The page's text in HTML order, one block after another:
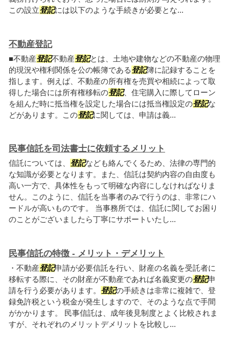
この設立登記には以下のような手続きが必要とな...
不動産登記
■不動産登記不動産登記とは、土地や建物などの不動産の物理
的現況や権利関係を公の帳簿である登記簿に記録することを
指します。例えば、不動産の所有権を売買や相続によって取
得した場合には所有権移転の登記、住宅購入に際してローン
を組んだ時に抵当権を設定した場合には抵当権設定の登記な
どがあります。この登記に関しては、申請は義...
民事信託を司法書士に依頼するメリット
信託については、 登記なども絡んでくるため、法律の専門的
な知識が必要となります。また、信託は契約内容の自由度も
高い一方で、具体性をもって明確な内容にしなければなりま
せん。このように、信託を当事者のみで行うのは、非常にハ
ードルが高いものです。 当事務所では、信託に関してお困り
のことがございましたら丁寧にサポートいたし...
民事信託の特徴 - メリット・デメリット
・不動産登記申請が必要信託を行い、財産の名義を受託者に
移転する際に、その財産が不動産であれば名義変更の登記申
請を行う必要があります。 登記の手続きは非常に複雑で、登
録免許税という税金が発生しますので、そのような点で手間
がかかります。 民事信託は、成年後見制度とよく比較されま
すが、それぞれのメリットデメリットを比較し...